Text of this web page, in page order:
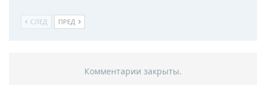
СЛЕД ПРЕД
Комментарии закрыты.